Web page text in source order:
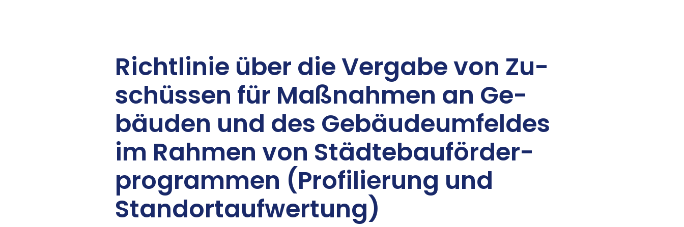
Richt­li­nie über die Ver­ga­be von Zu­
schüs­sen für Maß­nah­men an Ge­
bäu­den und des Ge­bäu­de­um­fel­des
im Rah­men von Städ­te­bau­för­der­
pro­gram­men (Pro­fi­lie­rung und
Stand­ort­auf­wer­tung)